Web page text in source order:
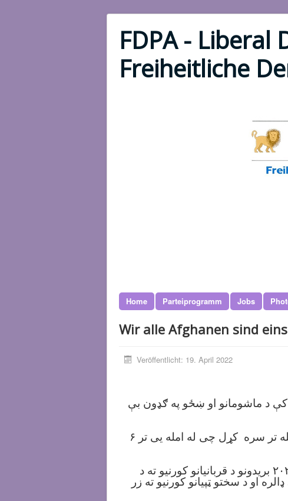
FDPA -
Freiheitliche
Home Parteiprogramm Jobs
Wir alle Afghanen sind eins
Veröffentlicht: 19. April 2022
ولایتونو کې د ماشومانو او ښځو په ګډون بې
د ۲۰۲۲ کال د اپریل په ۱۹ یی په کابل کې د عبدالرحیم شهید په لېسه کې تروریستی حمله تر سره کړل چی له امله یی تر ۶
کله چې موږ په افغانستان کی واک ته ورسیږو، موږ به د ۱۶ اپریل ۲۰۲۲ او د ۱۹ اپریل ۲۰۲۲ بریدونو د قربانیانو کورنیو ته د
او د سختو ټپیانو کورنیو ته زر